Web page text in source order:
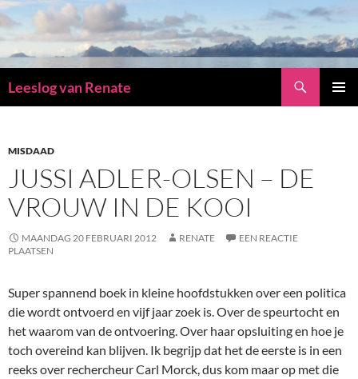
Leeslog van Renate
INHOUD
MISDAAD
JUSSI ADLER-OLSEN – DE
VROUW IN DE KOOI
MAANDAG 20 FEBRUARI 2012 RENATE
EEN REACTIE
PLAATSEN
Super spannend boek in kleine hoofdstukken over een politica
die wordt ontvoerd en vijf jaar zoek is. Over de speurtocht en
het waarom van de ontvoering. Over haar opsluiting en hoe je
toch overeind kan blijven. Ik begrijp dat het de eerste is in een
reeks over rechercheur Carl Morck, dus kom maar op met die